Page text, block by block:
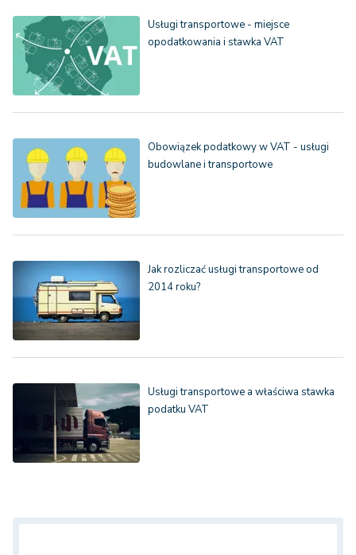
Usługi transportowe - miejsce
opodatkowania i stawka VAT
Obowiązek podatkowy w VAT - usługi
budowlane i transportowe
Jak rozliczać usługi transportowe od
2014 roku?
Usługi transportowe a właściwa stawka
podatku VAT